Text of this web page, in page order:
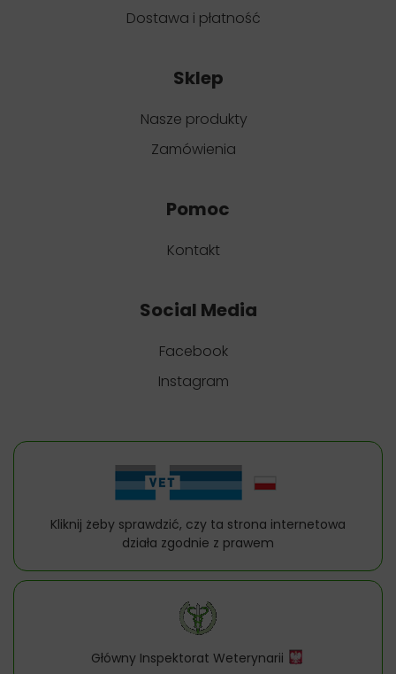
Dostawa i płatność
Sklep
Nasze produkty
Zamówienia
Pomoc
Kontakt
Social Media
Facebook
Instagram
Kliknij żeby sprawdzić, czy ta strona internetowa
działa zgodnie z prawem
Główny Inspektorat Weterynarii